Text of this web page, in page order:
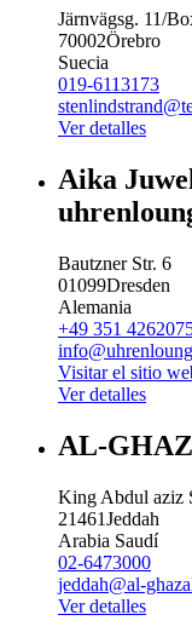
Järnvägsg. 11/
70002Örebro
Suecia
019-6113173
Ver detalles
Aika
Bautzner Str. 6
01099Dresden
Alemania
+49 351
Visitar el sitio
Ver detalles
AL-
King Abdul aziz
21461Jeddah
Arabia Saudí
02-6473000
jeddah@al-
Ver detalles